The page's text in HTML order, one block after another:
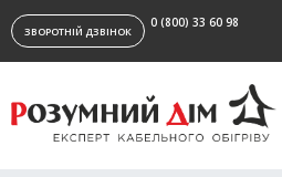
ЗВОРОТНІЙ ДЗВІНОК
0 (800) 33 60 98